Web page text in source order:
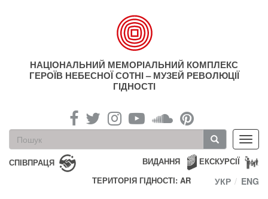
НАЦІОНАЛЬНИЙ МЕМОРІАЛЬНИЙ КОМПЛЕКС
ГЕРОЇВ НЕБЕСНОЇ СОТНІ – МУЗЕЙ РЕВОЛЮЦІЇ
ГІДНОСТІ
Пошукова
форма
Пошук
СПІВПРАЦЯ ЕКСКУРСІЇ
ВИДАННЯ
ТЕРИТОРІЯ ГІДНОСТІ: AR
УКР ENG